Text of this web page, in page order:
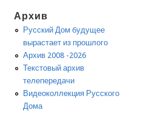
Архив
Русский Дом будущее
вырастает из прошлого
Архив 2008 -2026
Текстовый архив
телепередачи
Видеоколлекция Русского
Дома